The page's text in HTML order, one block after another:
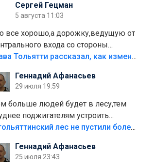
Сергей Гецман
5 августа 11:03
все хорошо,а дорожку,ведущую от
входа со стороны
к аттракционам слабо
не хватило,т.к.осенью и зимой
в парке и испортилась.Да
украли.
Глава Тольятти рассказал, как изменится парк Центрального района
Геннадий Афанасьев
29 июля 19:59
больше людей будет в лесу,тем
поджигателям устроить
кто разводит костры,тех
стоит,почему водители всё
едут в лес? Штрафы мизерные.
В тольяттинский лес не пустили более тысячи автомобилей
Геннадий Афанасьев
25 июля 23:43